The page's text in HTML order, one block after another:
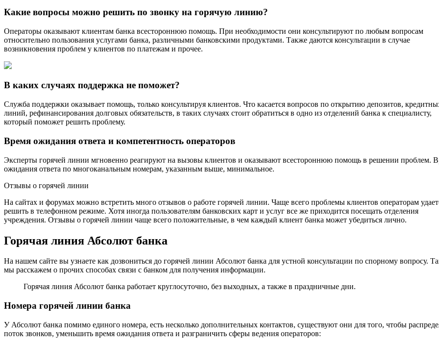
Какие вопросы можно решить по звонку на горячую линию?
Операторы оказывают клиентам банка всестороннюю помощь. При необходимости они консультируют по любым вопросам
относительно пользования услугами банка, различными банковскими продуктами. Также даются консультации в случае
возникновения проблем у клиентов по платежам и прочее.
В каких случаях поддержка не поможет?
Служба поддержки оказывает помощь, только консультируя клиентов. Что касается вопросов по открытию депозитов,
линий, рефинансирования долговых обязательств, в таких случаях стоит обратиться в одно из отделений банка к специалисту,
который поможет решить проблему.
Время ожидания ответа и компетентность операторов
Эксперты горячей линии мгновенно реагируют на вызовы клиентов и оказывают всестороннюю помощь в решении проблем.
ожидания ответа по многоканальным номерам, указанным выше, минимальное.
Отзывы о горячей линии
На сайтах и форумах можно встретить много отзывов о работе горячей линии. Чаще всего проблемы клиентов операторам
решить в телефонном режиме. Хотя иногда пользователям банковских карт и услуг все же приходится посещать отделения
учреждения. Отзывы о горячей линии чаще всего положительные, в чем каждый клиент банка может убедиться лично.
Горячая линия Абсолют банка
На нашем сайте вы узнаете как дозвониться до горячей линии Абсолют банка для устной консультации по спорному вопросу.
мы расскажем о прочих способах связи с банком для получения информации.
Горячая линия Абсолют банка работает круглосуточно, без выходных, а также в праздничные дни.
Номера горячей линии банка
У Абсолют банка помимо единого номера, есть несколько дополнительных контактов, существуют они для того, чтобы
поток звонков, уменьшить время ожидания ответа и разграничить сферы ведения операторов: